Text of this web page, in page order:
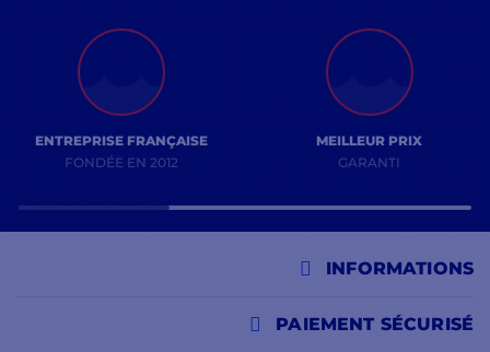
ENTREPRISE FRANÇAISE
FONDÉE EN 2012
MEILLEUR PRIX
GARANTI
INFORMATIONS
PAIEMENT SÉCURISÉ